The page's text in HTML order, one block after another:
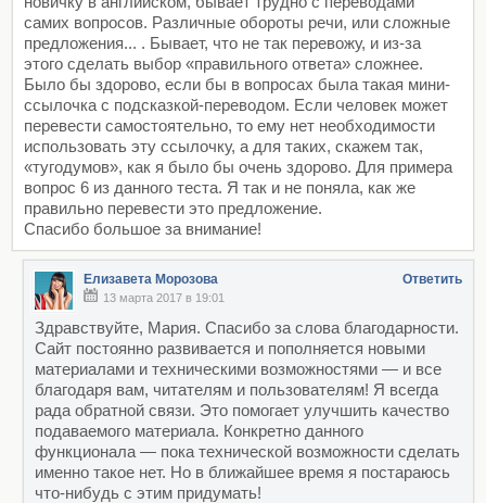
самих вопросов. Различные обороты речи, или сложные
предложения... . Бывает, что не так перевожу, и из-за
этого сделать выбор «правильного ответа» сложнее.
Было бы здорово, если бы в вопросах была такая мини-
ссылочка с подсказкой-переводом. Если человек может
перевести самостоятельно, то ему нет необходимости
использовать эту ссылочку, а для таких, скажем так,
«тугодумов», как я было бы очень здорово. Для примера
вопрос 6 из данного теста. Я так и не поняла, как же
правильно перевести это предложение.
Спасибо большое за внимание!
Елизавета Морозова Ответить
13 марта 2017 в 19:01
Здравствуйте, Мария. Спасибо за слова благодарности.
Сайт постоянно развивается и пополняется новыми
материалами и техническими возможностями — и все
благодаря вам, читателям и пользователям! Я всегда
рада обратной связи. Это помогает улучшить качество
подаваемого материала. Конкретно данного
функционала — пока технической возможности сделать
именно такое нет. Но в ближайшее время я постараюсь
что-нибудь с этим придумать!